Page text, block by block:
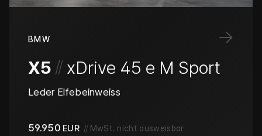
→
BMW
X5 // xDrive 45 e M Sport
Leder Elfebeinweiss
59.950 EUR // MwSt. nicht ausweisbar